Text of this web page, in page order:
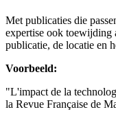
Met publicaties die
expertise ook toewijding
publicatie, de locatie en
Voorbeeld:
"L'impact de la
la Revue Française de